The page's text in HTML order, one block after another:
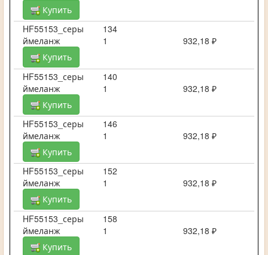
Купить
HF55153_серы
ймеланж
134
1
932,18 ₽
Купить
HF55153_серы
ймеланж
140
1
932,18 ₽
Купить
HF55153_серы
ймеланж
146
1
932,18 ₽
Купить
HF55153_серы
ймеланж
152
1
932,18 ₽
Купить
HF55153_серы
ймеланж
158
1
932,18 ₽
Купить